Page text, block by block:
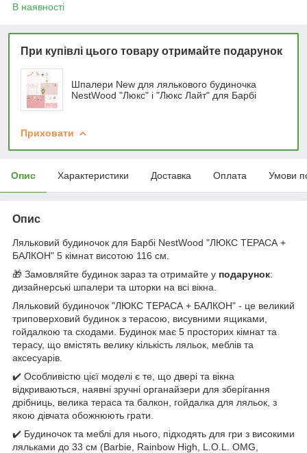
В наявності
При купівлі цього товару отримайте подарунок
Шпалери New для лялькового будиночка
NestWood "Люкс" і "Люкс Лайт" для Барбі
Приховати
Опис Характеристики Доставка Оплата Умови
Опис
Ляльковий будиночок для Барбі NestWood "ЛЮКС ТЕРАСА +
БАЛКОН" 5 кімнат висотою 116 см.
🎁 Замовляйте будинок зараз та отримайте у подарунок:
дизайнерські шпалери та шторки на всі вікна.
Ляльковий будиночок "ЛЮКС ТЕРАСА + БАЛКОН" - це великий
триповерховий будинок з терасою, висувними ящиками,
гойдалкою та сходами. Будинок має 5 просторих кімнат та
терасу, що вмістять велику кількість ляльок, меблів та
аксесуарів.
✔️ Особливістю цієї моделі є те, що двері та вікна
відкриваються, наявні зручні органайзери для зберігання
дрібниць, велика тераса та балкон, гойдалка для ляльок, з
якою дівчата обожнюють грати.
✔️ Будиночок та меблі для нього, підходять для гри з високими
ляльками до 33 см (Barbie, Rainbow High, L.O.L. OMG,